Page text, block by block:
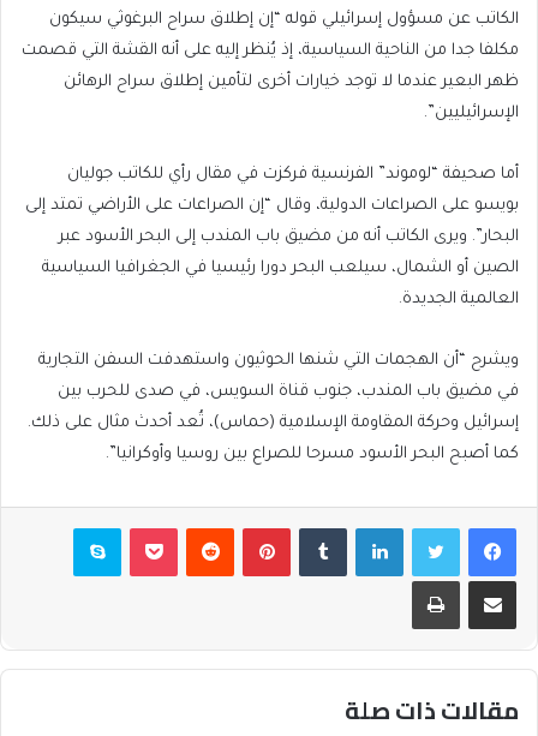
الكاتب عن مسؤول إسرائيلي قوله “إن إطلاق سراح البرغوثي سيكون
مكلفا جدا من الناحية السياسية، إذ يُنظر إليه على أنه القشة التي قصمت
ظهر البعير عندما لا توجد خيارات أخرى لتأمين إطلاق سراح الرهائن
الإسرائيليين”.
أما صحيفة “لوموند” الفرنسية فركزت في مقال رأي للكاتب جوليان
بويسو على الصراعات الدولية، وقال “إن الصراعات على الأراضي تمتد إلى
البحار”. ويرى الكاتب أنه من مضيق باب المندب إلى البحر الأسود عبر
الصين أو الشمال، سيلعب البحر دورا رئيسيا في الجغرافيا السياسية
العالمية الجديدة.
ويشرح “أن الهجمات التي شنها الحوثيون واستهدفت السفن التجارية
في مضيق باب المندب، جنوب قناة السويس، في صدى للحرب بين
إسرائيل وحركة المقاومة الإسلامية (حماس)، تُعد أحدث مثال على ذلك.
كما أصبح البحر الأسود مسرحا للصراع بين روسيا وأوكرانيا”.
فيسبوكتويتر لينكدإن بينتيريست بوكيت سكايب
مشاركة عبر البريد طباعة
مقالات ذات صلة